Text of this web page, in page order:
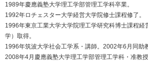
1989年慶應義塾大学理工学部管理工学科卒業。
1992年ロチェスター大学経営大学院修士課程修了。
1996年東京工業大学大学院理工学研究科博士課程経
学）取得。
1996年筑波大学社会工学系・講師。2002年6月同助
2008年4月慶應義塾大学理工学部管理工学科・准教